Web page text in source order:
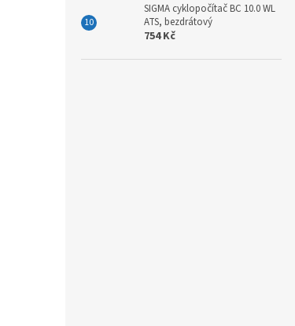
SIGMA cyklopočítač BC 10.0 WL
ATS, bezdrátový
754 Kč